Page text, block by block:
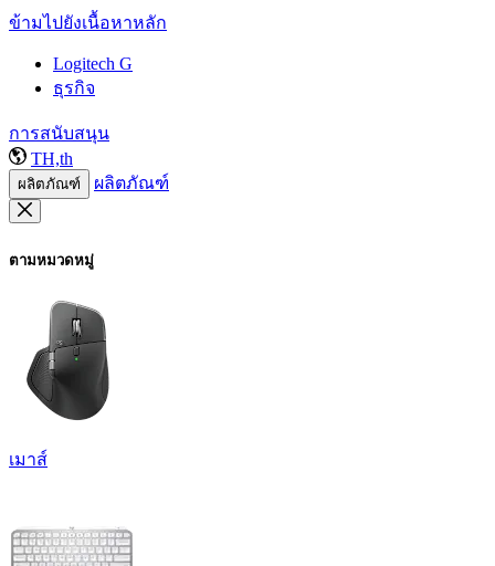
ข้ามไปยังเนื้อหาหลัก
Logitech G
ธุรกิจ
การสนับสนุน
TH,th
ผลิตภัณฑ์ ผลิตภัณฑ์
ตามหมวดหมู่
เมาส์